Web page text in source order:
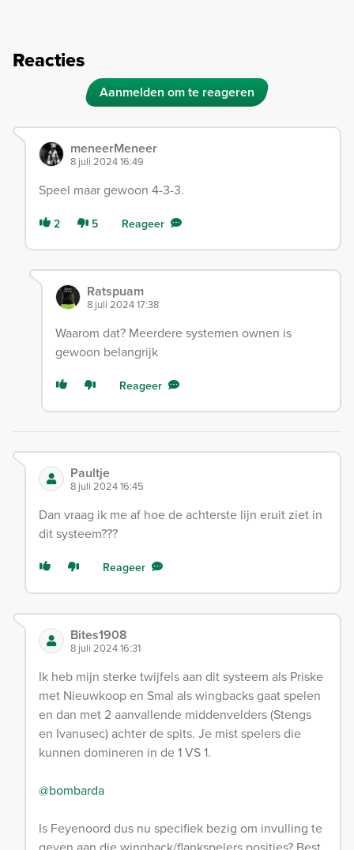
Reacties
Aanmelden om te reageren
meneerMeneer
8 juli 2024 16:49
Speel maar gewoon 4-3-3.
2 5 Reageer
Ratspuam
8 juli 2024 17:38
Waarom dat? Meerdere systemen ownen is
gewoon belangrijk
Reageer
Paultje
8 juli 2024 16:45
Dan vraag ik me af hoe de achterste lijn eruit ziet in
dit systeem???
Reageer
Bites1908
8 juli 2024 16:31
Ik heb mijn sterke twijfels aan dit systeem als Priske
met Nieuwkoop en Smal als wingbacks gaat spelen
en dan met 2 aanvallende middenvelders (Stengs
en Ivanusec) achter de spits. Je mist spelers die
kunnen domineren in de 1 VS 1.
@bombarda
Is Feyenoord dus nu specifiek bezig om invulling te